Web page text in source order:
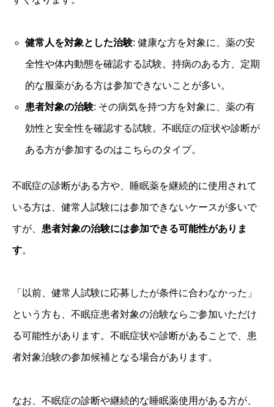
健常人を対象とした治験: 健康な方を対象に、薬の安
全性や体内動態を確認する試験。持病のある方、定期
的な服薬がある方は参加できないことが多い。
患者対象の治験: その病気を持つ方を対象に、薬の有
効性と安全性を確認する試験。不眠症の症状や診断が
ある方が参加するのはこちらのタイプ。
不眠症の診断がある方や、睡眠薬を継続的に使用されて
いる方は、健常人試験には参加できないケースが多いで
すが、 患者対象の治験には参加できる可能性がありま
す。
「以前、健常人試験に応募したが条件に合わなかった」
という方も、不眠症患者対象の治験ならご参加いただけ
る可能性があります。不眠症状や診断があることで、患
者対象治験の参加候補となる場合があります。
なお、不眠症の診断や継続的な睡眠薬使用がある方が、